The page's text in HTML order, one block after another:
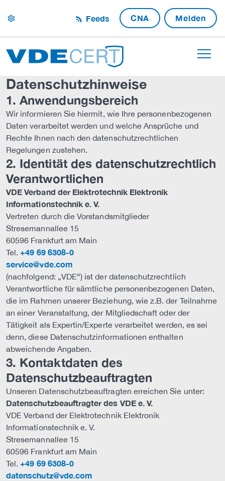
settings Feeds CNA Melden
Datenschutzhinweise
1. Anwendungsbereich
Wir informieren Sie hiermit, wie Ihre personenbezogenen
Daten verarbeitet werden und welche Ansprüche und
Rechte Ihnen nach den datenschutzrechtlichen
Regelungen zustehen.
2. Identität des datenschutzrechtlich
Verantwortlichen
VDE Verband der Elektrotechnik Elektronik
Informationstechnik e. V.
Vertreten durch die Vorstandsmitglieder
Stresemannallee 15
60596 Frankfurt am Main
Tel.+49 69 6308-0
service@vde.com
(nachfolgend: „VDE“) ist der datenschutzrechtlich
Verantwortliche für sämtliche personenbezogenen Daten,
die im Rahmen unserer Beziehung, wie z.B. der Teilnahme
an einer Veranstaltung, der Mitgliedschaft oder der
Tätigkeit als Expertin/Experte verarbeitet werden, es sei
denn, diese Datenschutzinformationen enthalten
abweichende Angaben.
3. Kontaktdaten des
Datenschutzbeauftragten
Unseren Datenschutzbeauftragten erreichen Sie unter:
Datenschutzbeauftragter des VDE e. V.
VDE Verband der Elektrotechnik Elektronik
Informationstechnik e. V.
Stresemannallee 15
60596 Frankfurt am Main
Tel.+49 69 6308-0
datenschutz@vde.com